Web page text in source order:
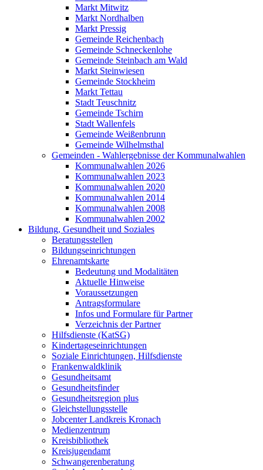
Markt Mitwitz
Markt Nordhalben
Markt Pressig
Gemeinde Reichenbach
Gemeinde Schneckenlohe
Gemeinde Steinbach am Wald
Markt Steinwiesen
Gemeinde Stockheim
Markt Tettau
Stadt Teuschnitz
Gemeinde Tschirn
Stadt Wallenfels
Gemeinde Weißenbrunn
Gemeinde Wilhelmsthal
Gemeinden - Wahlergebnisse der Kommunalwahlen
Kommunalwahlen 2026
Kommunalwahlen 2023
Kommunalwahlen 2020
Kommunalwahlen 2014
Kommunalwahlen 2008
Kommunalwahlen 2002
Bildung, Gesundheit und Soziales
Beratungsstellen
Bildungseinrichtungen
Ehrenamtskarte
Bedeutung und Modalitäten
Aktuelle Hinweise
Voraussetzungen
Antragsformulare
Infos und Formulare für Partner
Verzeichnis der Partner
Hilfsdienste (KatSG)
Kindertageseinrichtungen
Soziale Einrichtungen, Hilfsdienste
Frankenwaldklinik
Gesundheitsamt
Gesundheitsfinder
Gesundheitsregion plus
Gleichstellungsstelle
Jobcenter Landkreis Kronach
Medienzentrum
Kreisbibliothek
Kreisjugendamt
Schwangerenberatung